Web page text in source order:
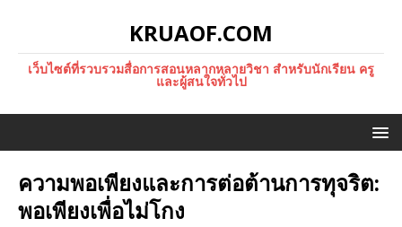
KRUAOF.COM
เว็บไซต์ที่รวบรวมสื่อการสอนหลากหลายวิชา สำหรับนักเรียน ครู
และผู้สนใจทั่วไป
ความพอเพียงและการต่อต้านการทุจริต:
พอเพียงเพื่อไม่โกง